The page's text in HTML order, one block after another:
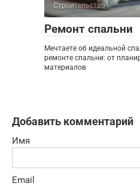
Строительство
Ремонт спальни
Мечтаете об идеальной
ремонте спальни: от
материалов
Добавить комментарий
Имя
Email